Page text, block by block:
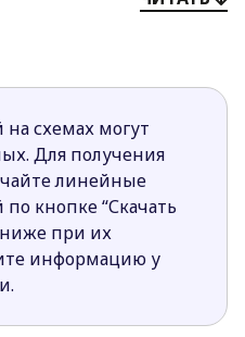
создает впечатление
разделен на
дома и часть для
здания.
камин, который
дневной зоны,
пространство
из трех комнат и
схемах могут
Для получения
линейные
кнопке “Скачать
при их
информацию у